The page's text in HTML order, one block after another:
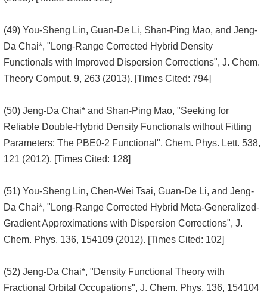
(49) You-Sheng Lin, Guan-De Li, Shan-Ping Mao, and Jeng-
Da Chai*, "Long-Range Corrected Hybrid Density
Functionals with Improved Dispersion Corrections", J. Chem.
Theory Comput. 9, 263 (2013). [Times Cited: 794]
(50) Jeng-Da Chai* and Shan-Ping Mao, "Seeking for
Reliable Double-Hybrid Density Functionals without Fitting
Parameters: The PBE0-2 Functional", Chem. Phys. Lett. 538,
121 (2012). [Times Cited: 128]
(51) You-Sheng Lin, Chen-Wei Tsai, Guan-De Li, and Jeng-
Da Chai*, "Long-Range Corrected Hybrid Meta-Generalized-
Gradient Approximations with Dispersion Corrections", J.
Chem. Phys. 136, 154109 (2012). [Times Cited: 102]
(52) Jeng-Da Chai*, "Density Functional Theory with
Fractional Orbital Occupations", J. Chem. Phys. 136, 154104